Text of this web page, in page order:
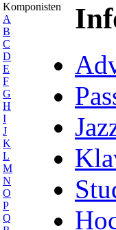
Komponisten
A
B
C
D
E
F
G
H
I
J
K
L
M
N
O
P
Q